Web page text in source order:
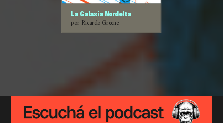
La Galaxia Nordelta
por Ricardo Greene